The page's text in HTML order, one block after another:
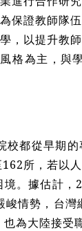
保證教師隊
，以提升教
格為主 ，與
都從早期
所，若以
。據估計
情勢，台
為大陸接受